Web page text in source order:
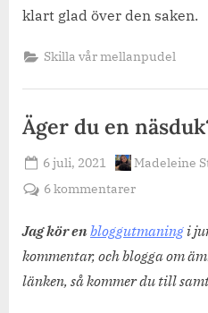
klart glad över den saken.
Skilla vår mellanpudel
Äger du en
Posted
on
6 juli, 2021 By
Madeleine
6 kommentarertill
du
en
Jag kör enbloggutmaning i
kommentar, och blogga om
länken, så kommer du till